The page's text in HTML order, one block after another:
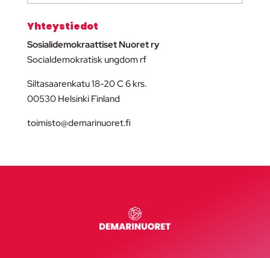
Yhteystiedot
Sosialidemokraattiset Nuoret ry
Socialdemokratisk ungdom rf
Siltasaarenkatu 18-20 C 6 krs.
00530 Helsinki Finland
toimisto@demarinuoret.fi